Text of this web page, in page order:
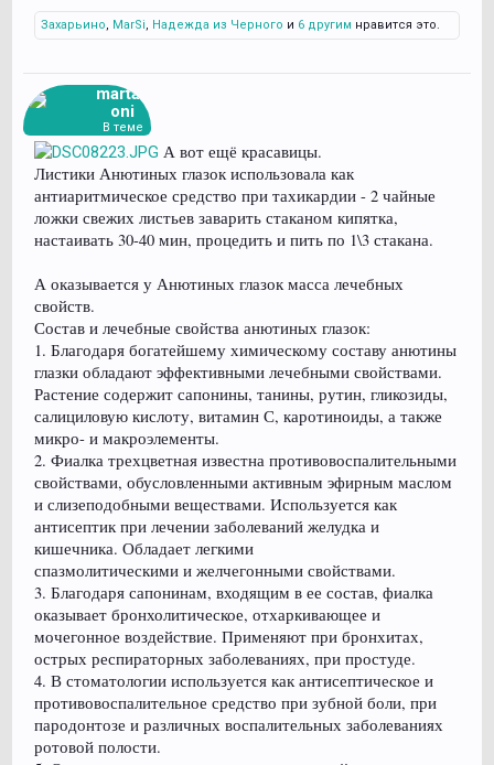
Захарьино, MarSi, Надежда из Черного и 6 другим нравится это.
martag
oni
В теме
А вот ещё красавицы.
Листики Анютиных глазок использовала как
антиаритмическое средство при тахикардии - 2 чайные
ложки свежих листьев заварить стаканом кипятка,
настаивать 30-40 мин, процедить и пить по 1\3 стакана.
А оказывается у Анютиных глазок масса лечебных
свойств.
Состав и лечебные свойства анютиных глазок:
1. Благодаря богатейшему химическому составу анютины
глазки обладают эффективными лечебными свойствами.
Растение содержит сапонины, танины, рутин, гликозиды,
салициловую кислоту, витамин С, каротиноиды, а также
микро- и макроэлементы.
2. Фиалка трехцветная известна противовоспалительными
свойствами, обусловленными активным эфирным маслом
и слизеподобными веществами. Используется как
антисептик при лечении заболеваний желудка и
кишечника. Обладает легкими
спазмолитическими и желчегонными свойствами.
3. Благодаря сапонинам, входящим в ее состав, фиалка
оказывает бронхолитическое, отхаркивающее и
мочегонное воздействие. Применяют при бронхитах,
острых респираторных заболеваниях, при простуде.
4. В стоматологии используется как антисептическое и
противовоспалительное средство при зубной боли, при
пародонтозе и различных воспалительных заболеваниях
ротовой полости.